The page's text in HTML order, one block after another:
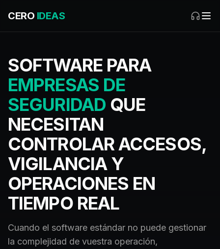
CERO IDEAS
SOFTWARE PARA
EMPRESAS DE
SEGURIDAD QUE
NECESITAN
CONTROLAR ACCESOS,
VIGILANCIA Y
OPERACIONES EN
TIEMPO REAL
Cuando el software estándar no puede gestionar
la complejidad de vuestra operación,